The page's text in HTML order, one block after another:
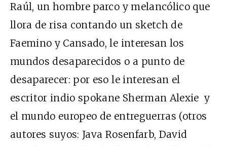
Raúl, un hombre parco y melancólico que
llora de risa contando un sketch de
Faemino y Cansado, le interesan los
mundos desaparecidos o a punto de
desaparecer: por eso le interesan el
escritor indio spokane Sherman Alexie y
el mundo europeo de entreguerras (otros
autores suyos: Java Rosenfarb, David